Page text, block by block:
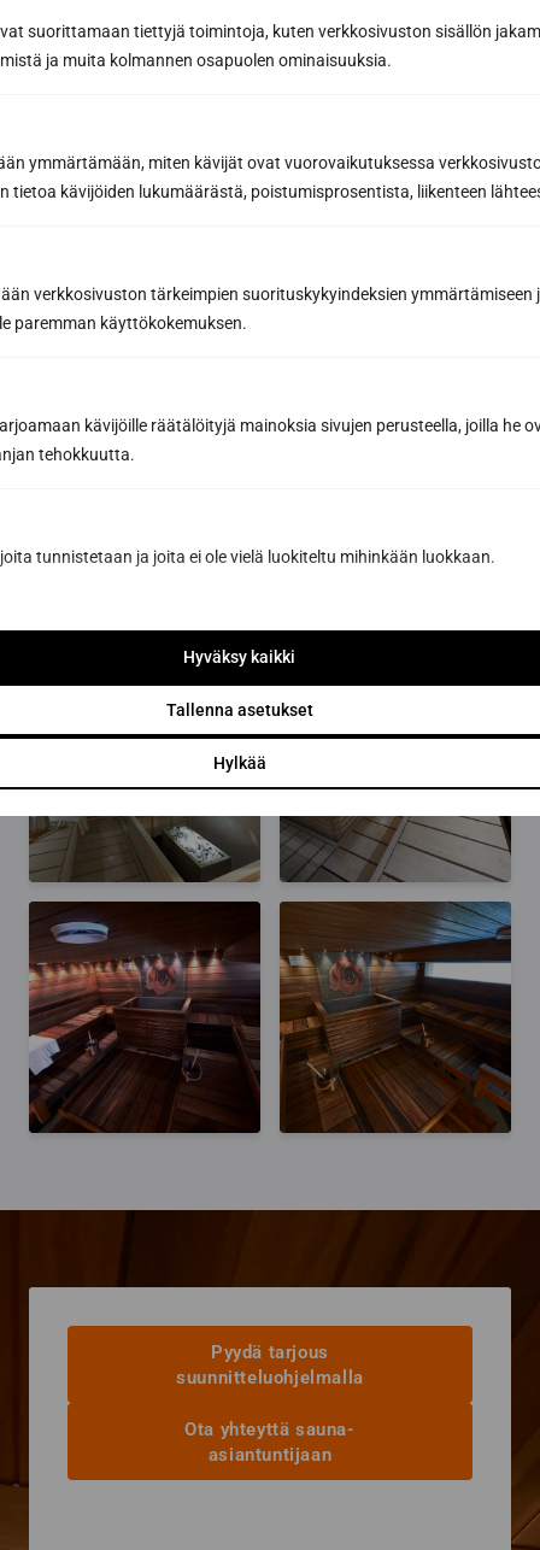
suorittamaan tiettyjä toimintoja, kuten verkkosivuston sisällön
ja muita kolmannen osapuolen ominaisuuksia.
ymmärtämään, miten kävijät ovat vuorovaikutuksessa
tietoa kävijöiden lukumäärästä, poistumisprosentista, liikenteen
verkkosivuston tärkeimpien suorituskykyindeksien ymmärtämiseen
paremman käyttökokemuksen.
kävijöille räätälöityjä mainoksia sivujen perusteella, joilla he
tehokkuutta.
tunnistetaan ja joita ei ole vielä luokiteltu mihinkään luokkaan.
Hylkää
Tallenna asetukset
Hyväksy kaikki
Pyydä tarjous
suunnitteluohjelmalla
Ota yhteyttä sauna-
asiantuntijaan